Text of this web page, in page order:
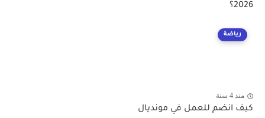
2026؟
رياضة
منذ 4 سنة
كيف انضم للعمل في مونديال